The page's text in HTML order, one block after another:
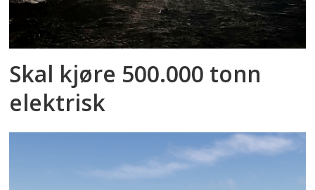
Skal kjøre 500.000 tonn
elektrisk